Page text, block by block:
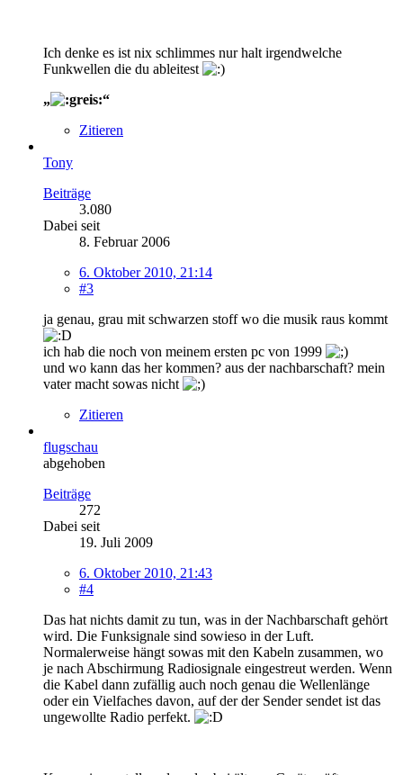
Ich denke es ist nix schlimmes nur halt irgendwelche
Funkwellen die du ableitest
„
“
Zitieren
Tony
Beiträge
3.080
Dabei seit
8. Februar 2006
6. Oktober 2010, 21:14
#3
ja genau, grau mit schwarzen stoff wo die musik raus kommt
ich hab die noch von meinem ersten pc von 1999
und wo kann das her kommen? aus der nachbarschaft? mein
vater macht sowas nicht
Zitieren
flugschau
abgehoben
Beiträge
272
Dabei seit
19. Juli 2009
6. Oktober 2010, 21:43
#4
Das hat nichts damit zu tun, was in der Nachbarschaft gehört
wird. Die Funksignale sind sowieso in der Luft.
Normalerweise hängt sowas mit den Kabeln zusammen, wo
je nach Abschirmung Radiosignale eingestreut werden. Wenn
die Kabel dann zufällig auch noch genau die Wellenlänge
oder ein Vielfaches davon, auf der der Sender sendet ist das
ungewollte Radio perfekt.